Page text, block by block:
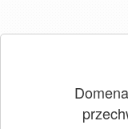
Domena